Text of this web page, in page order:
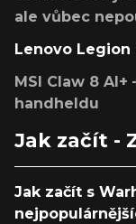
ale vůbec
Lenovo Legion
MSI Claw 8
handheldu
Jak začít -
Jak začít s